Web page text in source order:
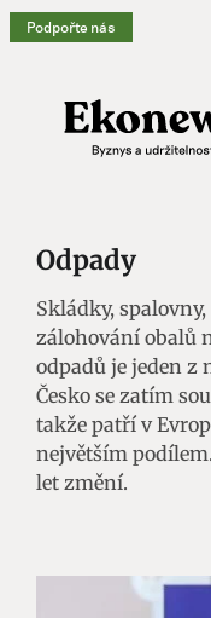
Přeskočit
na
Podpořte nás
Odpady
Skládky,
zálohování obalů
odpadů je jeden z
Česko se zatím
takže patří v
největším
let změní.